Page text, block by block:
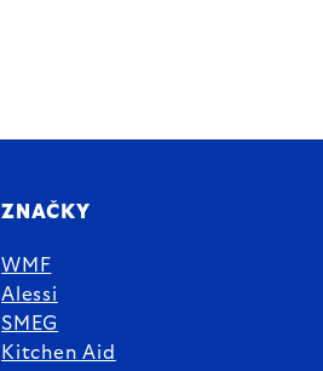
ZNAČKY
WMF
Alessi
SMEG
Kitchen Aid